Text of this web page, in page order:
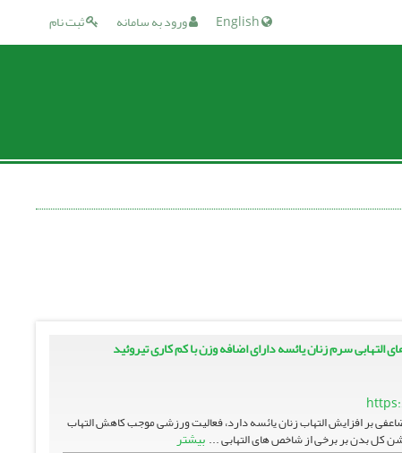
ثبت نام ورود به سامانه
سرم زنان یائسه دارای اضافه وزن با کم کاری تیروئید
بر افزایش التهاب زنان یائسه دارد، فعالیت ورزشی موجب کاهش التهاب
کل بدن بر برخی از شاخص های التهابی ...بیشتر